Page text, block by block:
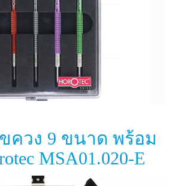
ขควง 9 ขนาด พร้อม
MSA01.020-E